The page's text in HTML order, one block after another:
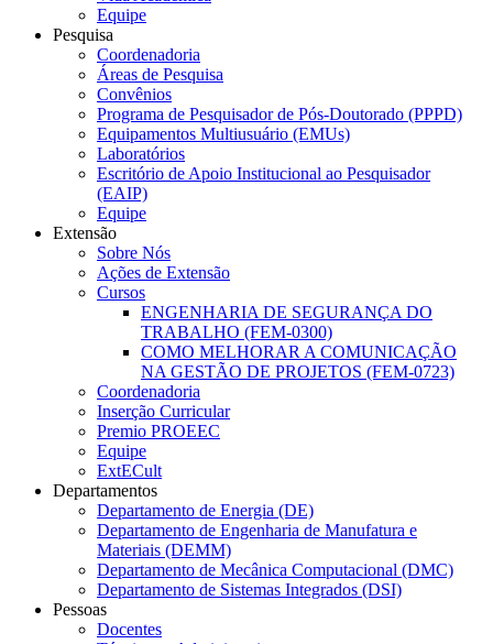
Equipe
Pesquisa
Coordenadoria
Áreas de Pesquisa
Convênios
Programa de Pesquisador de Pós-Doutorado (PPPD)
Equipamentos Multiusuário (EMUs)
Laboratórios
Escritório de Apoio Institucional ao Pesquisador
(EAIP)
Equipe
Extensão
Sobre Nós
Ações de Extensão
Cursos
ENGENHARIA DE SEGURANÇA DO
TRABALHO (FEM-0300)
COMO MELHORAR A COMUNICAÇÃO
NA GESTÃO DE PROJETOS (FEM-0723)
Coordenadoria
Inserção Curricular
Premio PROEEC
Equipe
ExtECult
Departamentos
Departamento de Energia (DE)
Departamento de Engenharia de Manufatura e
Materiais (DEMM)
Departamento de Mecânica Computacional (DMC)
Departamento de Sistemas Integrados (DSI)
Pessoas
Docentes